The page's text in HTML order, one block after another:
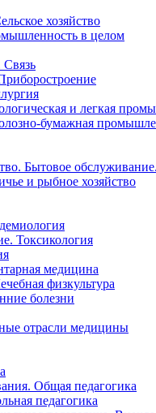
хозяйство
в целом
Связь
и легкая
бумажная
Бытовое
и рыбное хозяйство
Токсикология
медицина
физкультура
болезни
отрасли медицины
Общая педагогика
педагогика